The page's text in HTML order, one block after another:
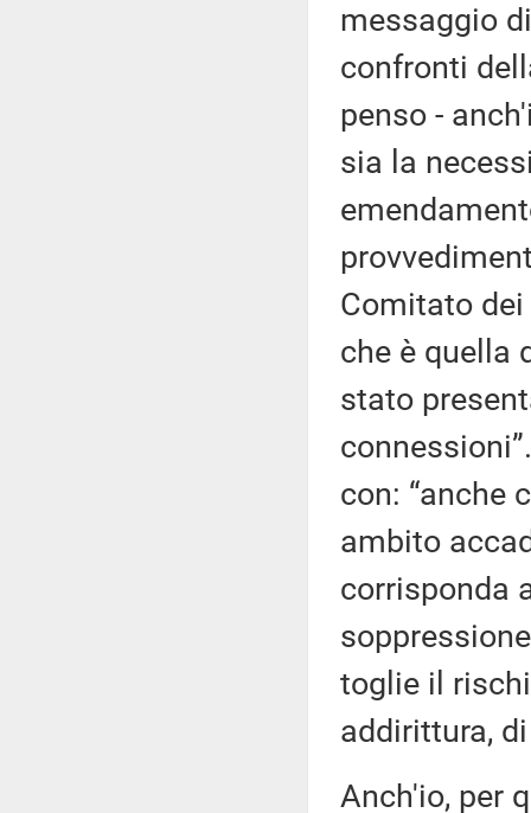
messaggio
confronti
penso -
sia la
Comitato
che è quella
stato
con: “anche
ambito
corrisponda
toglie il
addirittura,
Anch'io, per